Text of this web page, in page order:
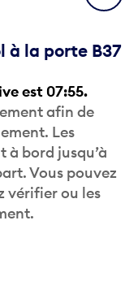
à la porte B37
est 07:55.
afin de
Les
à bord jusqu’à
Vous pouvez
vérifier ou les